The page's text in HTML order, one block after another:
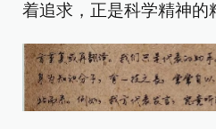
着追求，正是科学精神的